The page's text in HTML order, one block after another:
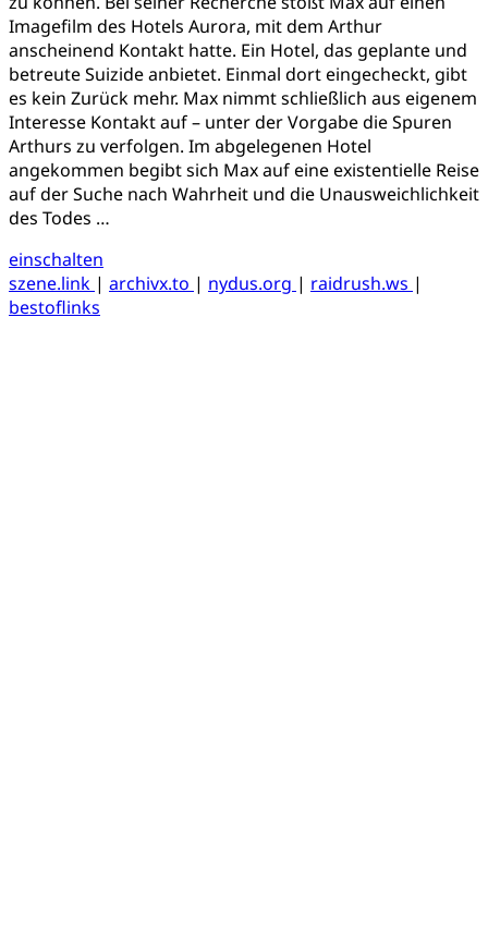
Imagefilm des Hotels Aurora, mit dem Arthur
anscheinend Kontakt hatte. Ein Hotel, das geplante und
betreute Suizide anbietet. Einmal dort eingecheckt, gibt
es kein Zurück mehr. Max nimmt schließlich aus eigenem
Interesse Kontakt auf – unter der Vorgabe die Spuren
Arthurs zu verfolgen. Im abgelegenen Hotel
angekommen begibt sich Max auf eine existentielle Reise
auf der Suche nach Wahrheit und die Unausweichlichkeit
des Todes …
einschalten
szene.link | archivx.to | nydus.org | raidrush.ws |
bestoflinks